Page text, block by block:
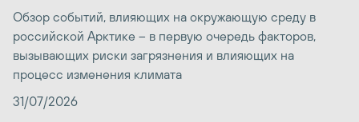
Обзор событий, влияющих на окружающую среду в
российской Арктике – в первую очередь факторов,
вызывающих риски загрязнения и влияющих на
процесс изменения климата
31/07/2026